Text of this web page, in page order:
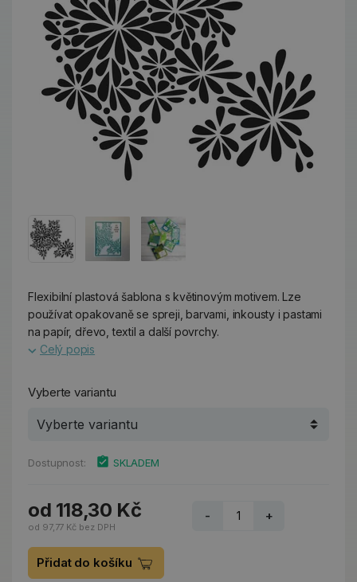
Flexibilní plastová šablona s květinovým motivem. Lze
používat opakovaně se spreji, barvami, inkousty i pastami
na papír, dřevo, textil a další povrchy.
Celý popis
Vyberte variantu
Dostupnost: SKLADEM
od 118,30 Kč
od 97,77 Kč bez DPH
- +
Přidat do košíku